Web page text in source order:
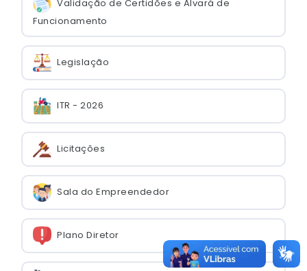
Validação de Certidões e Alvará de
Funcionamento
Legislação
ITR - 2026
Licitações
Sala do Empreendedor
Plano Diretor